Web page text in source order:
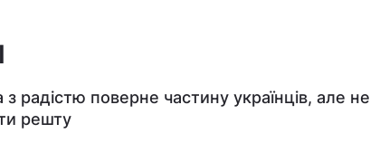
радістю поверне частину українців, але не
решту